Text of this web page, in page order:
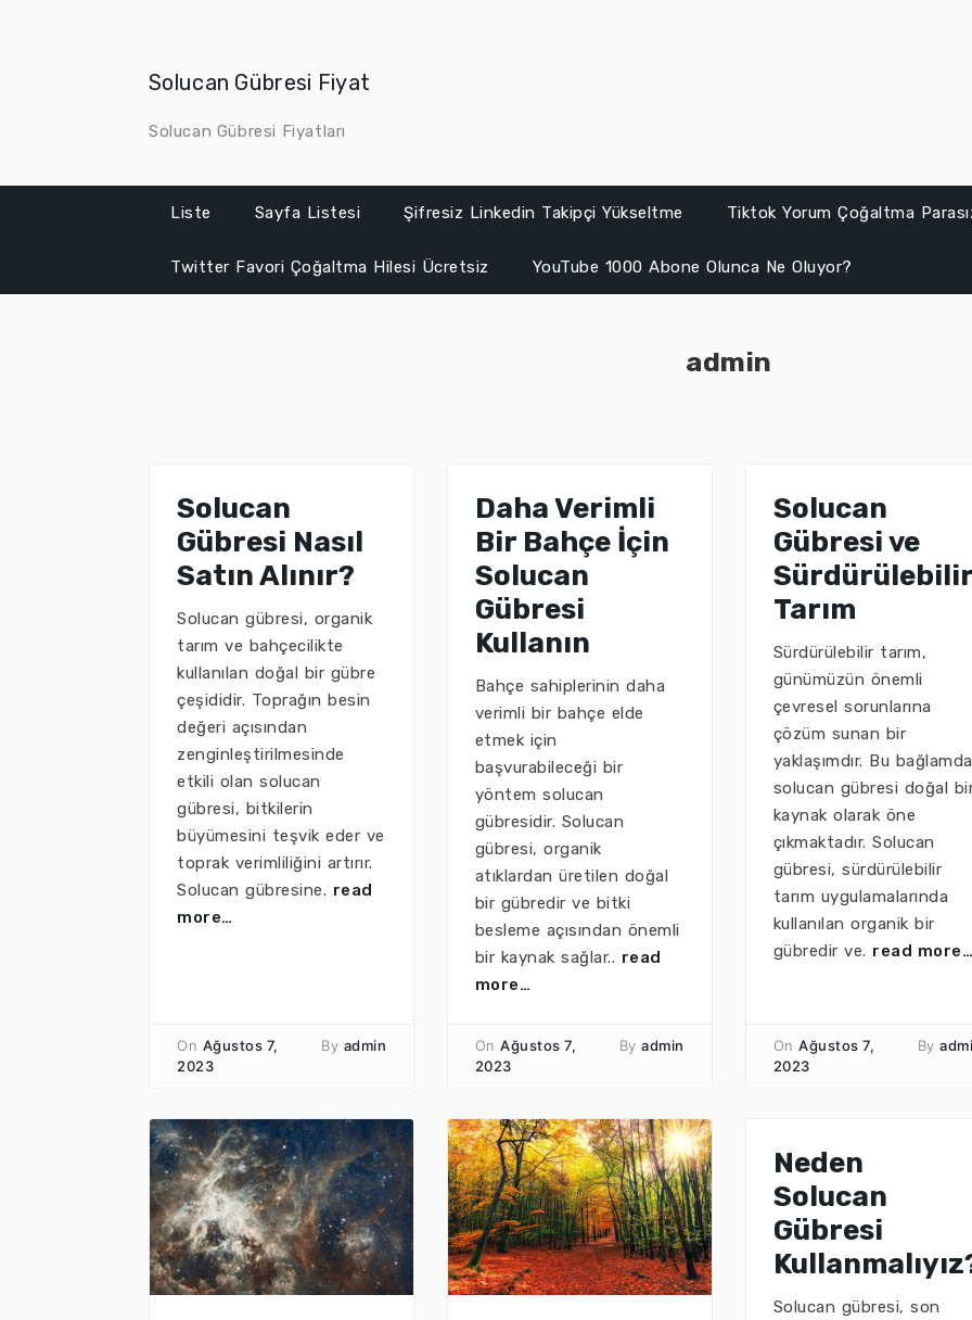
Solucan Gübresi Fiyat
Solucan Gübresi Fiyatları
Liste Sayfa Listesi Şifresiz Linkedin Takipçi Yükseltme Tiktok Yorum Çoğaltma
Twitter Favori Çoğaltma Hilesi Ücretsiz YouTube 1000 Abone Olunca Ne Oluyor?
admin
Solucan
Gübresi Nasıl
Satın Alınır?
Solucan gübresi, organik
tarım ve bahçecilikte
kullanılan doğal bir gübre
çeşididir. Toprağın besin
değeri açısından
zenginleştirilmesinde
etkili olan solucan
gübresi, bitkilerin
büyümesini teşvik eder ve
toprak verimliliğini artırır.
Solucan gübresine. read
more…
On Ağustos 7,
2023
By admin
Daha Verimli
Bir Bahçe İçin
Solucan
Gübresi
Kullanın
Bahçe sahiplerinin daha
verimli bir bahçe elde
etmek için
başvurabileceği bir
yöntem solucan
gübresidir. Solucan
gübresi, organik
atıklardan üretilen doğal
bir gübredir ve bitki
besleme açısından önemli
bir kaynak sağlar.. read
more…
On Ağustos 7,
2023
By admin
Solucan
Gübresi ve
Sürdürülebilir
Tarım
Sürdürülebilir tarım,
günümüzün önemli
çevresel sorunlarına
çözüm sunan bir
yaklaşımdır. Bu
solucan gübresi doğal
kaynak olarak öne
çıkmaktadır. Solucan
gübresi, sürdürülebilir
tarım uygulamalarında
kullanılan organik bir
gübredir ve. read
On Ağustos 7,
2023
By
Neden
Solucan
Gübresi
Solucan gübresi, son